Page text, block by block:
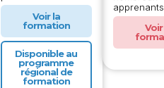
Voir la
formation
Disponible au
programme
régional de
formation
apprenants.
Voir